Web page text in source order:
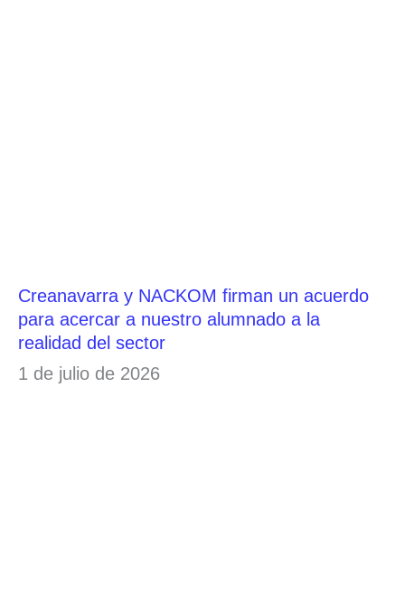
Creanavarra y NACKOM firman un acuerdo
para acercar a nuestro alumnado a la
realidad del sector
1 de julio de 2026